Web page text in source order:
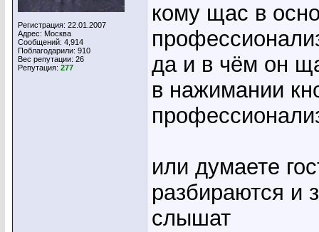
Регистрация: 22.01.2007
Адрес: Москва
Сообщений: 4,914
Поблагодарили: 910
Вес репутации: 26
Репутация: 277
кому щас в
да и в чём он
в нажимании
или думаете
разбираются и
слышат